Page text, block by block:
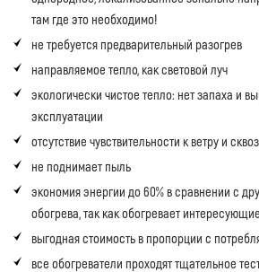
там где это необходимо!
не требуется предварительный разогрев
направляемое тепло, как световой луч
экологически чистое тепло: нет запаха и
эксплуатации
отсутствие чувствительности к ветру и
не поднимает пыль
экономия энергии до 60% в сравнении с
обогрева, так как обогревает
выгодная стоимость в пропорции с
все обогреватели проходят тщательное